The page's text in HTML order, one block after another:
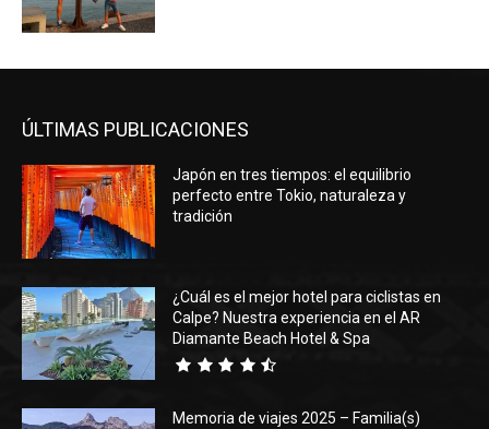
ÚLTIMAS PUBLICACIONES
Japón en tres tiempos: el equilibrio
perfecto entre Tokio, naturaleza y
tradición
¿Cuál es el mejor hotel para ciclistas en
Calpe? Nuestra experiencia en el AR
Diamante Beach Hotel & Spa
Memoria de viajes 2025 – Familia(s)